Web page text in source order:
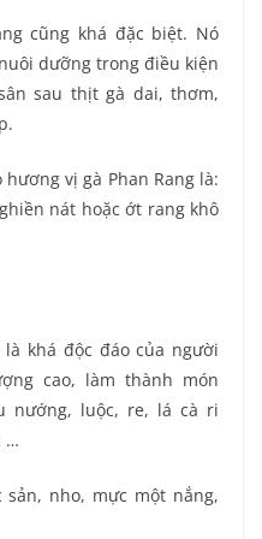
cũng khá đặc biệt. Nó
dưỡng trong điều kiện
sau thịt gà dai, thơm,
vị gà Phan Rang là:
nát hoặc ớt rang khô
khá độc đáo của người
cao, làm thành món
nướng, luộc, re, lá cà ri
…
nho, mực một nắng,